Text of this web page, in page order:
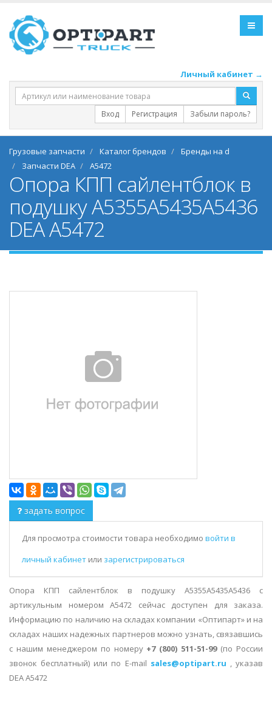
Личный кабинет →
Вход Регистрация Забыли пароль?
Грузовые запчасти Каталог брендов
Бренды на d
Запчасти DEA
A5472
Опора КПП сайлентблок в
подушку A5355A5435A5436
DEA A5472
задать вопрос
Для просмотра стоимости товара необходимо войти в
личный кабинет или зарегистрироваться
Опора КПП сайлентблок в подушку A5355A5435A5436 с
артикульным номером A5472 сейчас доступен для заказа.
Информацию по наличию на складах компании «Оптипарт» и на
складах наших надежных партнеров можно узнать, связавшись
с нашим менеджером по номеру +7 (800) 511-51-99(по России
звонок бесплатный) или по E-mail sales@optipart.ru , указав
DEA A5472